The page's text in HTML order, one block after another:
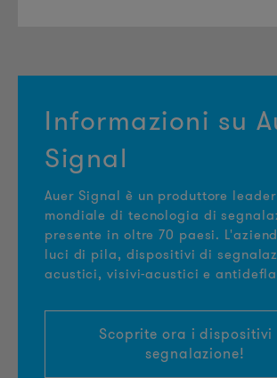
Informazioni su
Signal
Auer Signal è un produttore
mondiale di tecnologia di
presente in oltre 70 paesi.
luci di pila, dispositivi di
acustici, visivi-acustici e
Scoprite ora i dispositivi
segnalazione!